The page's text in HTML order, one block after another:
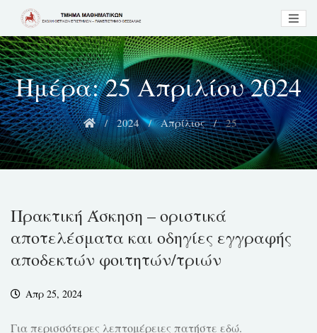
content
Ημέρα:25 Απριλίου 2024
2024 Απρίλιος 25
Πρακτική Άσκηση – οριστικά
αποτελέσματα και οδηγίες εγγραφής
αποδεκτών φοιτητών/τριών
Απρ 25, 2024
Για περισσότερες λεπτομέρειες πατήστε εδώ.